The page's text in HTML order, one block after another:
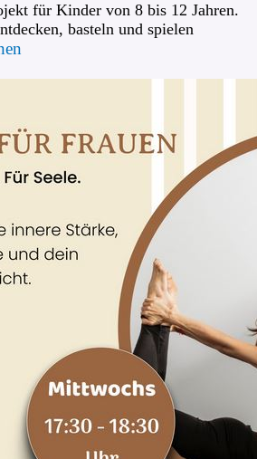
für Kinder von 8 bis 12 Jahren.
basteln und spielen